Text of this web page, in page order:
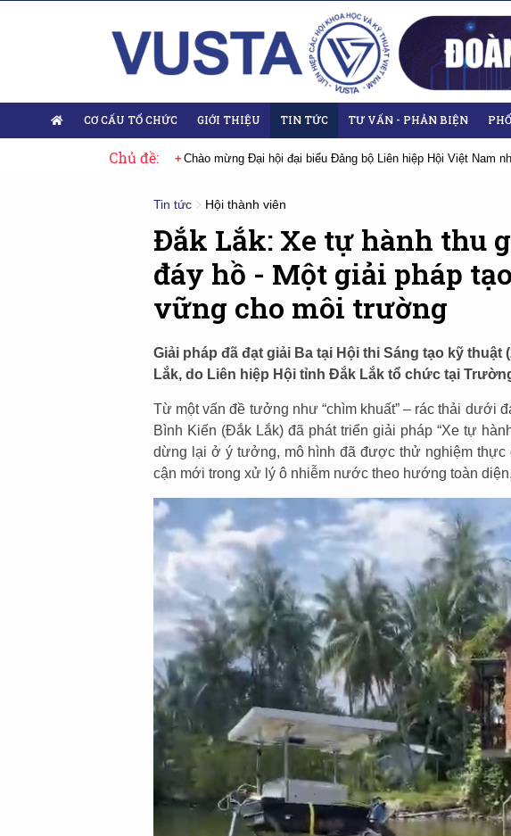
CƠ CẤU TỔ CHỨC GIỚI THIỆU TIN TỨC TƯ VẤN - PHẢN BIỆN
Chủ đề:
biểu Đảng bộ Liên hiệp Hội Việt Nam nhiệm kỳ 2025-2030 Sự kiện tiêu biểu Đại hội
Tin tức Hội thành viên
Đắk Lắk: Xe tự hành thu
đáy hồ - Một giải pháp
vững cho môi trường
Giải pháp đã đạt giải Ba tại Hội thi Sáng tạo kỹ
Lắk, do Liên hiệp Hội tỉnh Đắk Lắk tổ chức tại
Từ một vấn đề tưởng như “chìm khuất” – rác thải dưới
Bình Kiến (Đắk Lắk) đã phát triển giải pháp “Xe tự
dừng lại ở ý tưởng, mô hình đã được thử nghiệm
cận mới trong xử lý ô nhiễm nước theo hướng toàn